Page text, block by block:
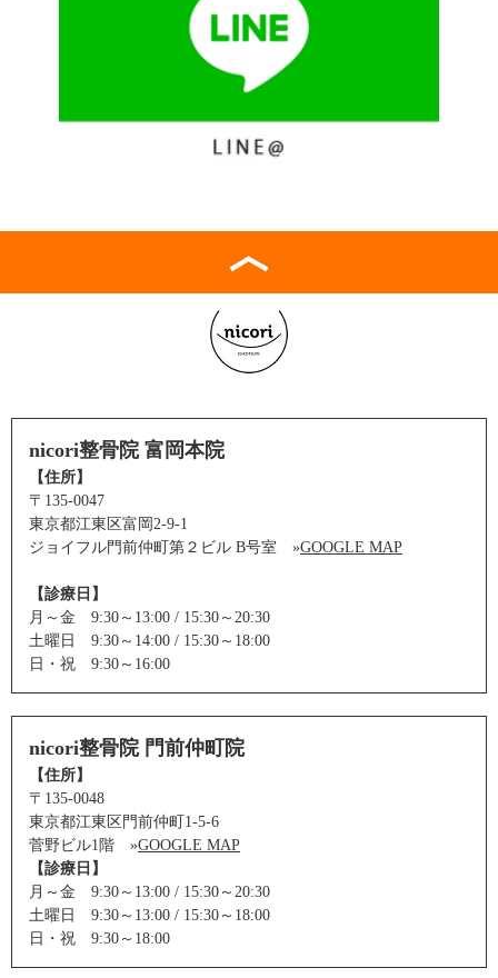
nicori整骨院 富岡本院
【住所】
〒135-0047
東京都江東区富岡2-9-1
ジョイフル門前仲町第２ビル B号室 »GOOGLE MAP
【診療日】
月～金 9:30～13:00 / 15:30～20:30
土曜日 9:30～14:00 / 15:30～18:00
日・祝 9:30～16:00
nicori整骨院 門前仲町院
【住所】
〒135-0048
東京都江東区門前仲町1-5-6
菅野ビル1階 »GOOGLE MAP
【診療日】
月～金 9:30～13:00 / 15:30～20:30
土曜日 9:30～13:00 / 15:30～18:00
日・祝 9:30～18:00